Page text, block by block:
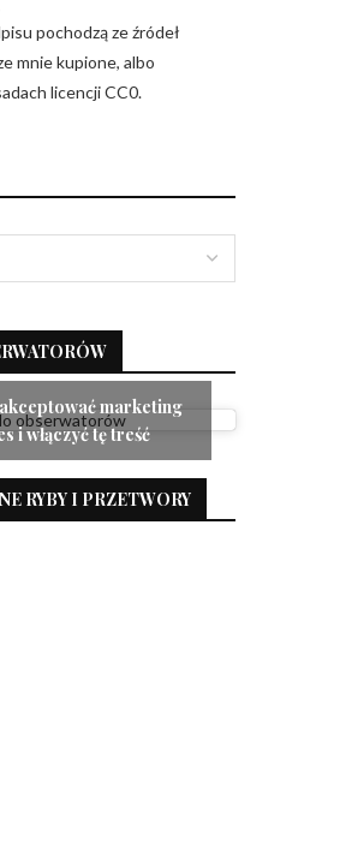
pochodzą ze źródeł
mnie kupione, albo
licencji CC0.
obserwatorów
marketing
i włączyć tę treść
RYBY I PRZETWORY